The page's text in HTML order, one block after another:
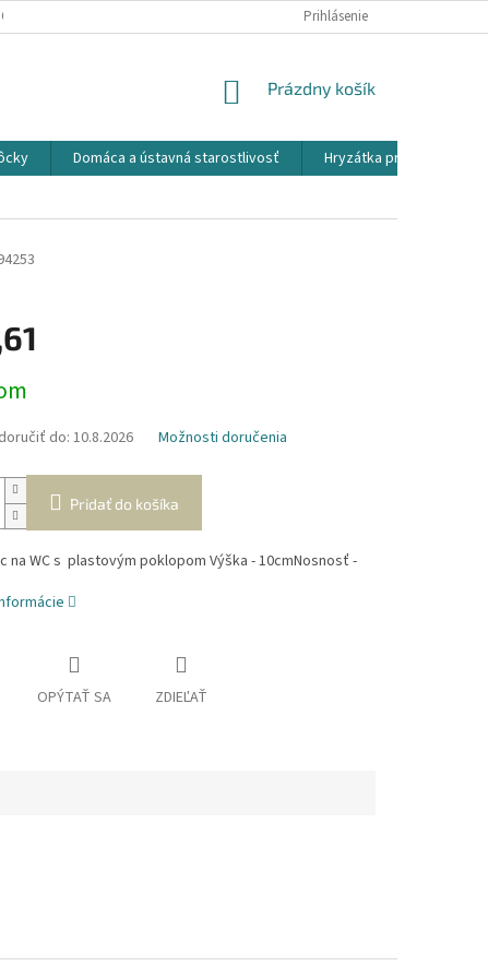
ÚDAJOV Prihlásenie
NÁKUPNÝ
Prázdny košík
Domáca a ústavná starostlivosť
Hryzátka pre detičky
do: 10.8.2026 Možnosti doručenia
Pridať do košíka
na WC s plastovým poklopom Výška - 10cmNosnosť -
OPÝTAŤ SA ZDIEĽAŤ